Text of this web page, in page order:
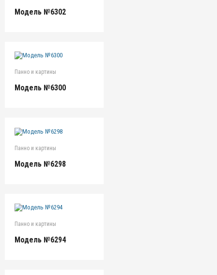
Модель №6302
Панно и картины
Модель №6300
Панно и картины
Модель №6298
Панно и картины
Модель №6294